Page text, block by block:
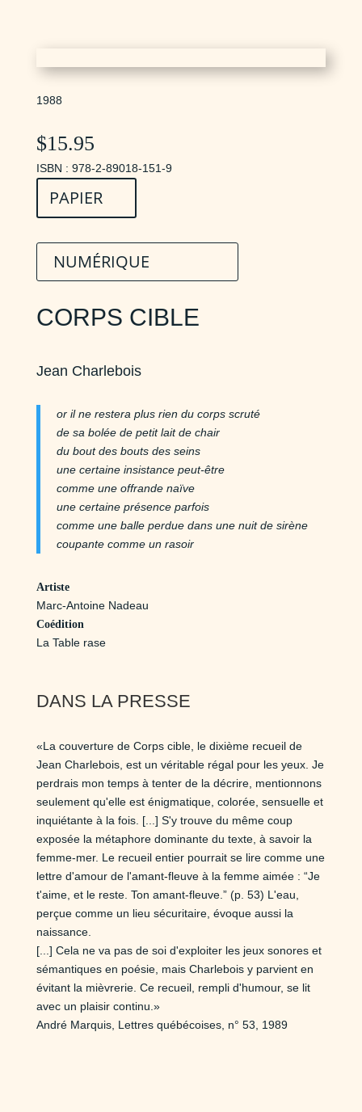
1988
$15.95
ISBN : 978-2-89018-151-9
PAPIER
NUMÉRIQUE
CORPS CIBLE
Jean Charlebois
or il ne restera plus rien du corps scruté
de sa bolée de petit lait de chair
du bout des bouts des seins
une certaine insistance peut-être
comme une offrande naïve
une certaine présence parfois
comme une balle perdue dans une nuit de sirène
coupante comme un rasoir
Artiste
Marc-Antoine Nadeau
Coédition
La Table rase
DANS LA PRESSE
«La couverture de Corps cible, le dixième recueil de
Jean Charlebois, est un véritable régal pour les yeux. Je
perdrais mon temps à tenter de la décrire, mentionnons
seulement qu'elle est énigmatique, colorée, sensuelle et
inquiétante à la fois. [...] S'y trouve du même coup
exposée la métaphore dominante du texte, à savoir la
femme-mer. Le recueil entier pourrait se lire comme une
lettre d'amour de l'amant-fleuve à la femme aimée : “Je
t'aime, et le reste. Ton amant-fleuve.” (p. 53) L'eau,
perçue comme un lieu sécuritaire, évoque aussi la
naissance.
[...] Cela ne va pas de soi d'exploiter les jeux sonores et
sémantiques en poésie, mais Charlebois y parvient en
évitant la mièvrerie. Ce recueil, rempli d'humour, se lit
avec un plaisir continu.»
André Marquis, Lettres québécoises, n° 53, 1989